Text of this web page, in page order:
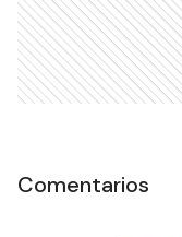
Comentarios